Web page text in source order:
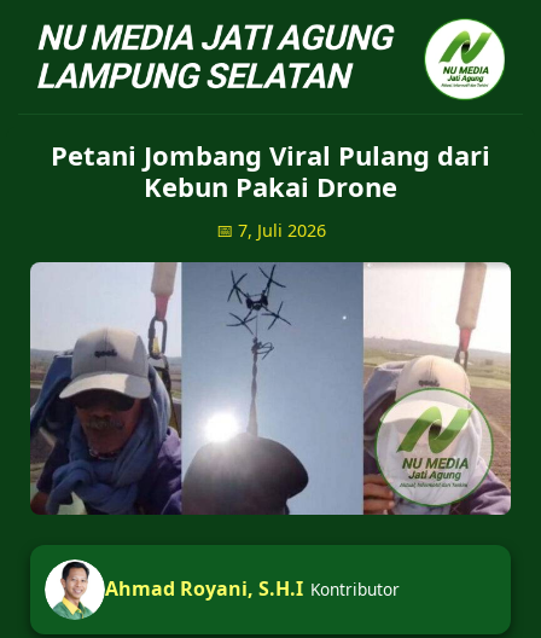
NU Jatiagung - Situs
Petani Jombang Viral Pulang dari
Kebun Pakai Drone
📅 7, Juli 2026
Ahmad Royani, S.H.I Kontributor